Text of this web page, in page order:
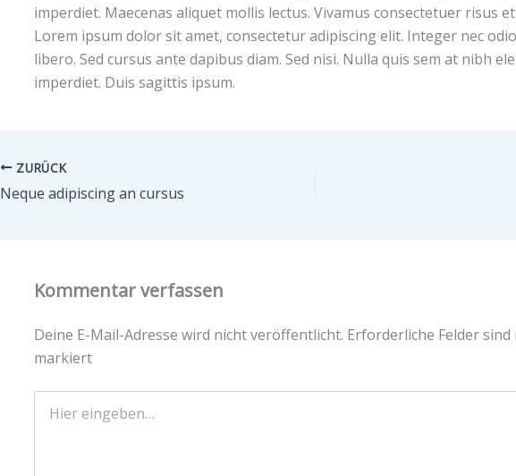
imperdiet. Maecenas aliquet mollis lectus. Vivamus consectetuer risus
Lorem ipsum dolor sit amet, consectetur adipiscing elit. Integer nec
libero. Sed cursus ante dapibus diam. Sed nisi. Nulla quis sem at nibh
imperdiet. Duis sagittis ipsum.
ZURÜCK
Neque adipiscing an cursus
Kommentar verfassen
Deine E-Mail-Adresse wird nicht veröffentlicht. Erforderliche Felder sind
markiert
eingeben…